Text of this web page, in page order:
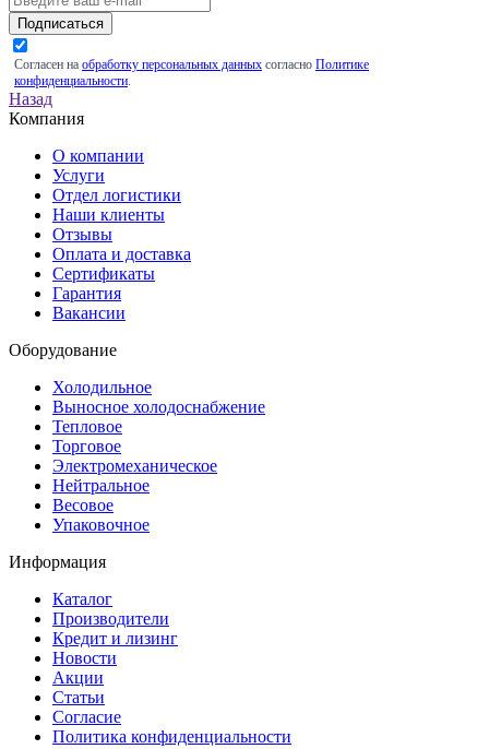
Подписаться
Согласен на обработку персональных данных согласно Политике
конфиденциальности.
Назад
Компания
О компании
Услуги
Отдел логистики
Наши клиенты
Отзывы
Оплата и доставка
Сертификаты
Гарантия
Вакансии
Оборудование
Холодильное
Выносное холодоснабжение
Тепловое
Торговое
Электромеханическое
Нейтральное
Весовое
Упаковочное
Информация
Каталог
Производители
Кредит и лизинг
Новости
Акции
Статьи
Согласие
Политика конфиденциальности